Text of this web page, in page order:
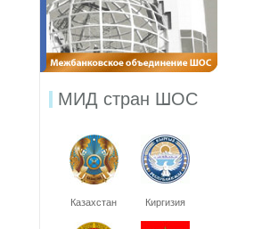
МИД стран ШОС
Казахстан Киргизия